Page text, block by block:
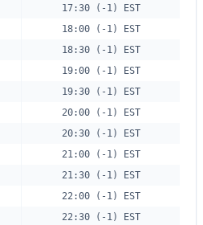
17:30 (-1) EST
18:00 (-1) EST
18:30 (-1) EST
19:00 (-1) EST
19:30 (-1) EST
20:00 (-1) EST
20:30 (-1) EST
21:00 (-1) EST
21:30 (-1) EST
22:00 (-1) EST
22:30 (-1) EST